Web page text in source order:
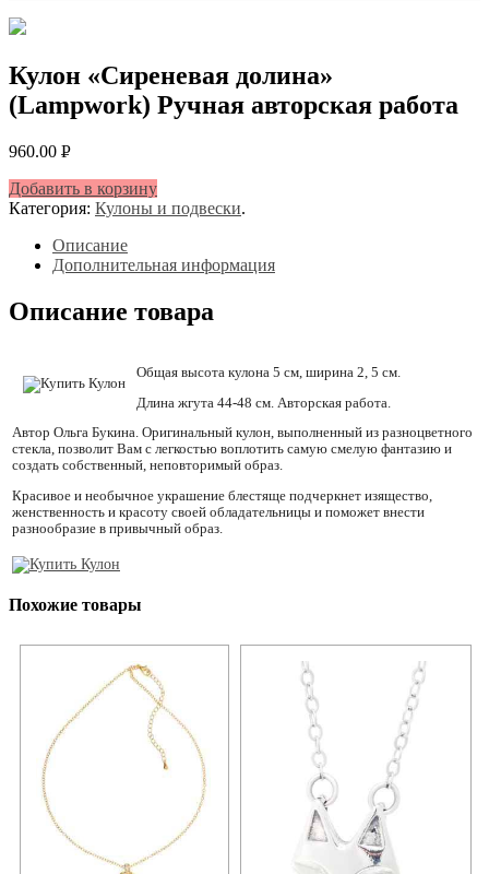
Кулон «Сиреневая долина»
(Lampwork) Ручная авторская работа
960.00 Р
Добавить в корзину
Категория: Кулоны и подвески.
Описание
Дополнительная информация
Описание товара
Общая высота кулона 5 см, ширина 2, 5 см.
Длина жгута 44-48 см. Авторская работа.
Автор Ольга Букина. Оригинальный кулон, выполненный из разноцветного
стекла, позволит Вам с легкостью воплотить самую смелую фантазию и
создать собственный, неповторимый образ.
Красивое и необычное украшение блестяще подчеркнет изящество,
женственность и красоту своей обладательницы и поможет внести
разнообразие в привычный образ.
Похожие товары